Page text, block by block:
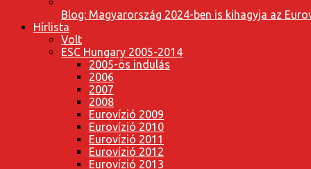
Blog: Magyarország 2024-ben is kihagyja az
Hírlista
Volt
ESC Hungary 2005-2014
2005-ös indulás
2006
2007
2008
Eurovízió 2009
Eurovízió 2010
Eurovízió 2011
Eurovízió 2012
Eurovízió 2013